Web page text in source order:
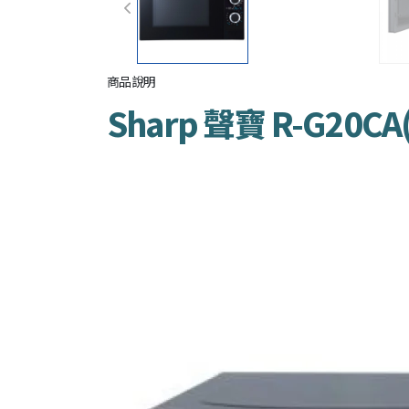
商品說明
Sharp 聲寶 R-